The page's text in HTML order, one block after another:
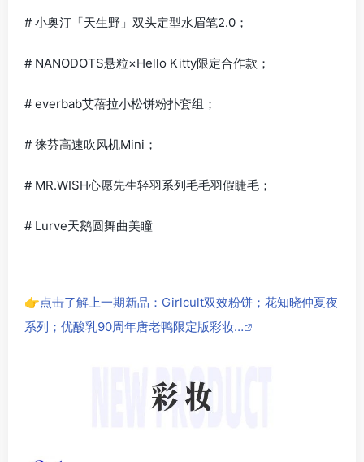
# 小奥汀「天生野」双头定型水眉笔2.0；
# NANODOTS悬粒×Hello Kitty限定合作款；
# everbab艾蓓拉小松饼粉扑套组；
# 徕芬高速吹风机Mini；
# MR.WISH心愿先生轻羽系列毛毛羽假睫毛；
# Lurve天鹅圆舞曲美瞳
👉点击了解上一期新品：Girlcult双效粉饼；花知晓仲夏夜
系列；优酸乳90周年唐老鸭限定版彩妆…